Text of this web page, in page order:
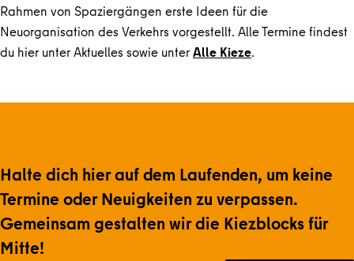
Rahmen von Spaziergängen erste Ideen für die
Neuorganisation des Verkehrs vorgestellt. Alle Termine findest
du hier unter Aktuelles sowie unterAlle Kieze.
Halte dich hier auf dem Laufenden, um keine
Termine oder Neuigkeiten zu verpassen.
Gemeinsam gestalten wir die Kiezblocks für
Mitte!